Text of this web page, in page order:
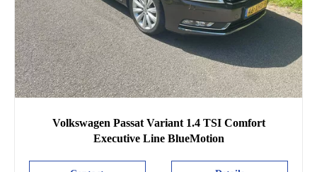
Volkswagen Passat Variant 1.4 TSI Comfort
Executive Line BlueMotion